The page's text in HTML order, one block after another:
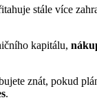
stále více
kapitálu,
znát, pokud
.